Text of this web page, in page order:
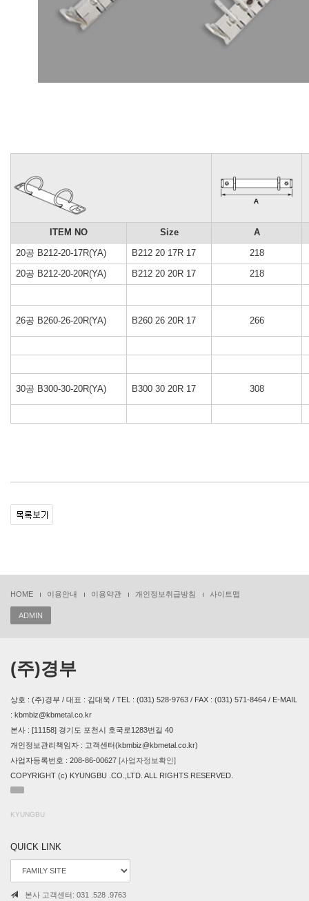
ITEM NO Size
A
20공 B212-20-17R(YA)
B212 20 17R 17
218
20공 B212-20-20R(YA)
B212 20 20R 17 218
26공 B260-26-20R(YA) B260 26 20R 17 266
30공 B300-30-20R(YA) B300 30 20R 17 308
HOME 이용안내 이용약관 개인정보취급방침 사이트맵
ADMIN
(주)경부
상호 : (주)경부 / 대표 : 김대욱 / TEL : (031) 528-9763 / FAX : (031) 571-8464 / E-MAIL
: kbmbiz@kbmetal.co.kr
본사 : [11158] 경기도 포천시 호국로1283번길 40
개인정보관리책임자 : 고객센터(kbmbiz@kbmetal.co.kr)
사업자등록번호 : 208-86-00627 [사업자정보확인]
COPYRIGHT (c) KYUNGBU .CO.,LTD. ALL RIGHTS RESERVED.
KYUNGBU
QUICK LINK
본사 고객센터: 031 .528 .9763